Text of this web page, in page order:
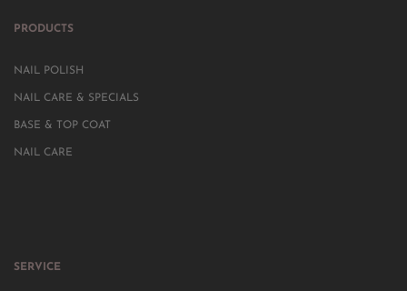
PRODUCTS
NAIL POLISH
NAIL CARE & SPECIALS
BASE & TOP COAT
NAIL CARE
SERVICE